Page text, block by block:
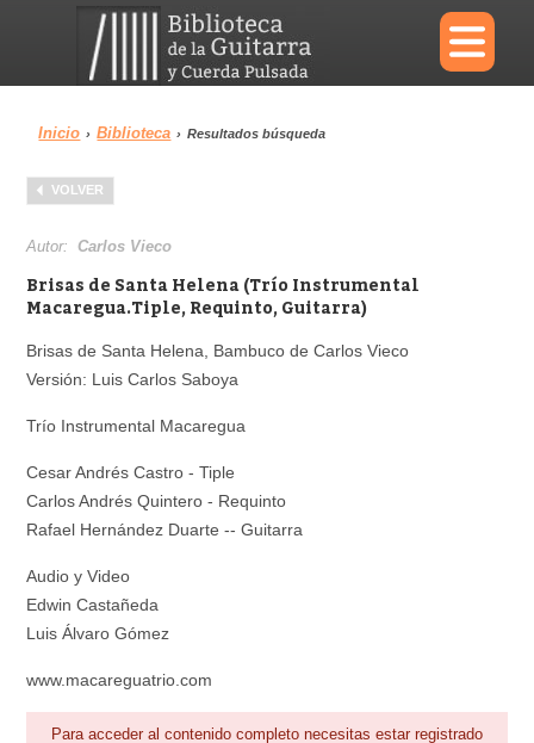
×
Menu
Biblioteca
Inicio › Biblioteca › Resultados búsqueda
VOLVER
Autor:Carlos Vieco
Brisas de Santa Helena (Trío Instrumental
Macaregua.Tiple, Requinto, Guitarra)
Brisas de Santa Helena, Bambuco de Carlos Vieco
Versión: Luis Carlos Saboya
Trío Instrumental Macaregua
Cesar Andrés Castro - Tiple
Carlos Andrés Quintero - Requinto
Rafael Hernández Duarte -- Guitarra
Audio y Video
Edwin Castañeda
Luis Álvaro Gómez
www.macareguatrio.com
Para acceder al contenido completo necesitas estar registrado